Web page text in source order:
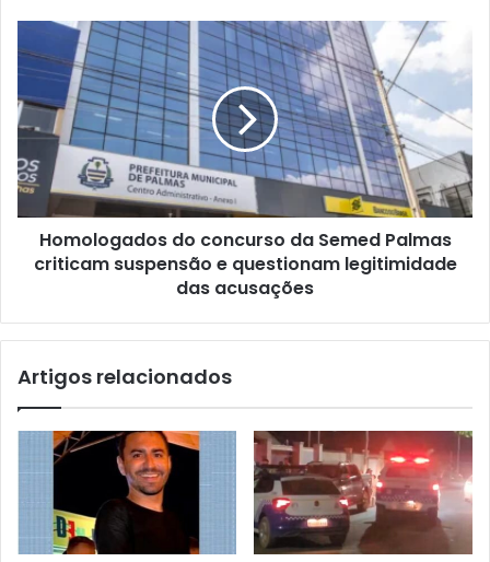
Homologados do concurso da Semed Palmas
criticam suspensão e questionam legitimidade
das acusações
Artigos relacionados